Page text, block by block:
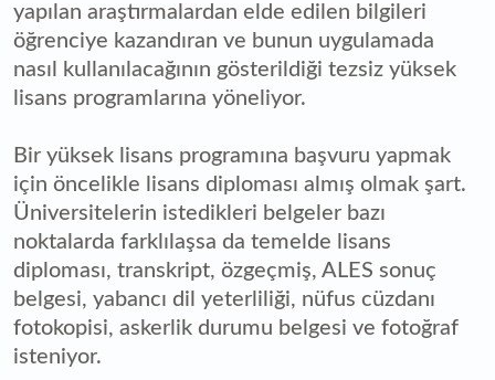
yapılan araştırmalardan elde edilen bilgileri
öğrenciye kazandıran ve bunun uygulamada
nasıl kullanılacağının gösterildiği tezsiz yüksek
lisans programlarına yöneliyor.
Bir yüksek lisans programına başvuru yapmak
için öncelikle lisans diploması almış olmak şart.
Üniversitelerin istedikleri belgeler bazı
noktalarda farklılaşsa da temelde lisans
diploması, transkript, özgeçmiş, ALES sonuç
belgesi, yabancı dil yeterliliği, nüfus cüzdanı
fotokopisi, askerlik durumu belgesi ve fotoğraf
isteniyor.